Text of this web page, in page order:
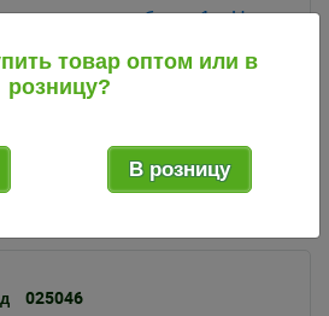
для белья 1 л Нега
.15 руб.
Мин. партия:2 шт. В упак.:
025046
товар оптом или в
розницу?
В розницу